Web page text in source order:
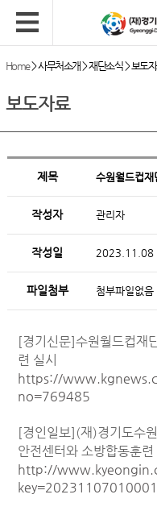
Home>사무처소개 >재단소식>보도
보도자료
제목 수원월드컵
작성자 관리자
작성일 2023.11.08
파일첨부 첨부파일없음
[경기신문]수원월드컵재
련 실시
https://
no=769485
[경인일보](재)경기도수
안전센터와 소방합동훈련
http://